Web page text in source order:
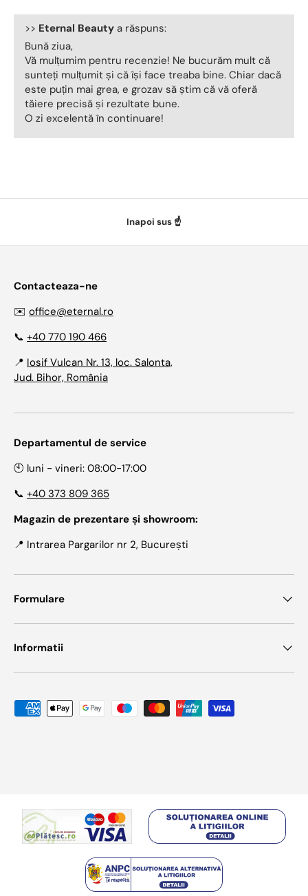
>> Eternal Beauty a răspuns:
Bună ziua,
Vă mulțumim pentru recenzie! Ne bucurăm mult că
sunteți mulțumit și că își face treaba bine. Chiar dacă
este puțin mai grea, e grozav să știm că vă oferă
tăiere precisă și rezultate bune.
O zi excelentă în continuare!
Inapoi sus ☝️
Contacteaza-ne
✉️ office@eternal.ro
📞 +40 770 190 466
📍 Iosif Vulcan Nr. 13, loc. Salonta,
Jud. Bihor, România
Departamentul de service
🕙 luni - vineri: 08:00-17:00
📞 +40 373 809 365
Magazin de prezentare și showroom:
📍 Intrarea Pargarilor nr 2, București
Formulare
Informatii
Metode de plata acceptate